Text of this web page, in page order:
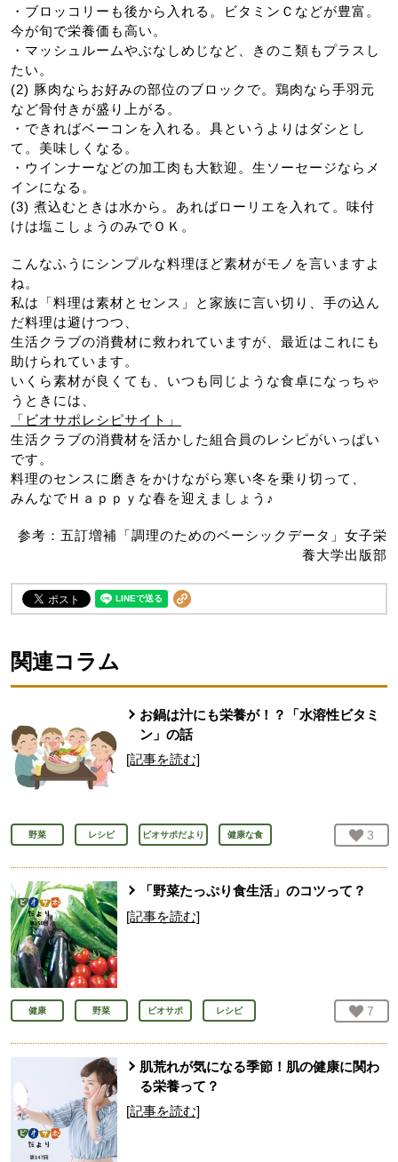
・ブロッコリーも後から入れる。ビタミンＣなどが豊富。
今が旬で栄養価も高い。
・マッシュルームやぶなしめじなど、きのこ類もプラスし
たい。
(2) 豚肉ならお好みの部位のブロックで。鶏肉なら手羽元
など骨付きが盛り上がる。
・できればベーコンを入れる。具というよりはダシとし
て。美味しくなる。
・ウインナーなどの加工肉も大歓迎。生ソーセージならメ
インになる。
(3) 煮込むときは水から。あればローリエを入れて。味付
けは塩こしょうのみでＯＫ。
こんなふうにシンプルな料理ほど素材がモノを言いますよ
ね。
私は「料理は素材とセンス」と家族に言い切り、手の込ん
だ料理は避けつつ、
生活クラブの消費材に救われていますが、最近はこれにも
助けられています。
いくら素材が良くても、いつも同じような食卓になっちゃ
うときには、
「ビオサポレシピサイト」
生活クラブの消費材を活かした組合員のレシピがいっぱい
です。
料理のセンスに磨きをかけながら寒い冬を乗り切って、
みんなでＨａｐｐｙな春を迎えましょう♪
参考：五訂増補「調理のためのベーシックデータ」女子栄
養大学出版部
関連コラム
お鍋は汁にも栄養が！？「水溶性ビタミ
ン」の話
[記事を読む]
野菜 レシピ ビオサポだより 健康な食 お気
3
「野菜たっぷり食生活」のコツって？
[記事を読む]
健康 野菜 ビオサポ レシピ お気
7
肌荒れが気になる季節！肌の健康に関わ
る栄養って？
[記事を読む]